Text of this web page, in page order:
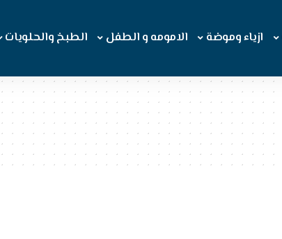
ازياء وموضة الامومه و الطفل الطبخ والحلويات